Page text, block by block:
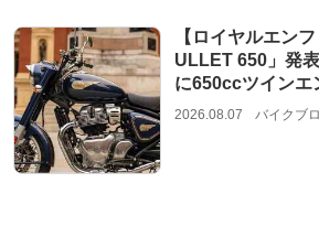
【ロイヤルエン
ULLET 650」発
に650ccツインエ
2026.08.07 バイクブ